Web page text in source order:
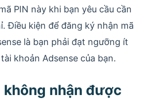
PIN này khi bạn yêu cầu cần
Điều kiện để đăng ký nhận mã
là bạn phải đạt ngưỡng ít
khoản Adsense của bạn.
không nhận được